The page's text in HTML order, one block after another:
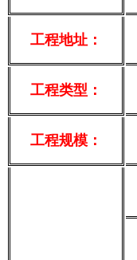
工程地址：
工程类型：
工程规模：